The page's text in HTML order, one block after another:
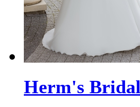
Herm's